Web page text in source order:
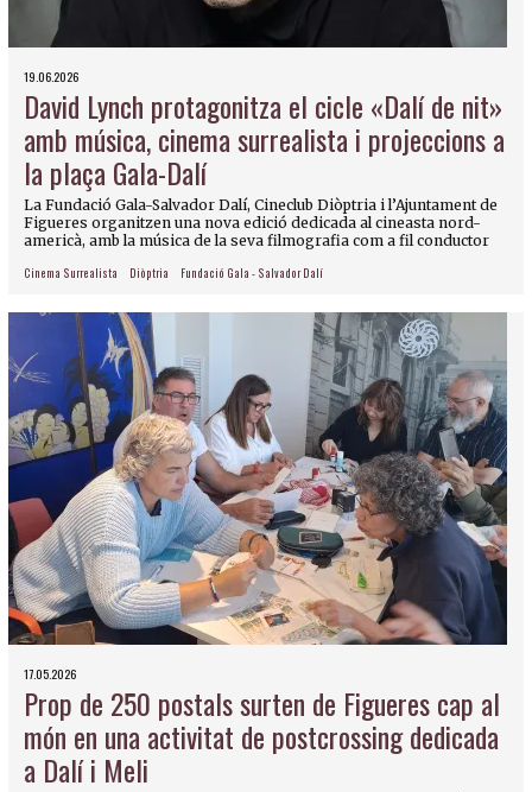
19.06.2026
David Lynch protagonitza el cicle «Dalí de nit»
amb música, cinema surrealista i projeccions a
la plaça Gala-Dalí
La Fundació Gala-Salvador Dalí, Cineclub Diòptria i l’Ajuntament de
Figueres organitzen una nova edició dedicada al cineasta nord-
americà, amb la música de la seva filmografia com a fil conductor
Cinema Surrealista Diòptria Fundació Gala - Salvador Dalí
17.05.2026
Prop de 250 postals surten de Figueres cap al
món en una activitat de postcrossing dedicada
a Dalí i Meli